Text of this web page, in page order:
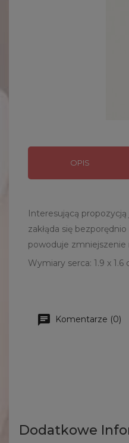
OPIS
Interesującą
zakłąda się
powoduje
Wymiary serca: 1.9 x 1.6
Komentarze (0)
Dodatkowe